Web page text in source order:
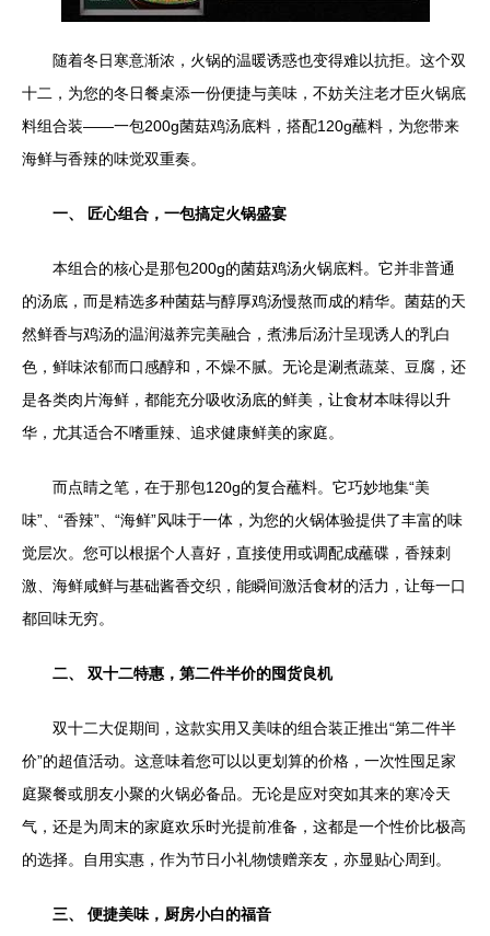
随着冬日寒意渐浓，火锅的温暖诱惑也变得难以抗拒。这个双
十二，为您的冬日餐桌添一份便捷与美味，不妨关注老才臣火锅底
料组合装——一包200g菌菇鸡汤底料，搭配120g蘸料，为您带来
海鲜与香辣的味觉双重奏。
一、 匠心组合，一包搞定火锅盛宴
本组合的核心是那包200g的菌菇鸡汤火锅底料。它并非普通
的汤底，而是精选多种菌菇与醇厚鸡汤慢熬而成的精华。菌菇的天
然鲜香与鸡汤的温润滋养完美融合，煮沸后汤汁呈现诱人的乳白
色，鲜味浓郁而口感醇和，不燥不腻。无论是涮煮蔬菜、豆腐，还
是各类肉片海鲜，都能充分吸收汤底的鲜美，让食材本味得以升
华，尤其适合不嗜重辣、追求健康鲜美的家庭。
而点睛之笔，在于那包120g的复合蘸料。它巧妙地集“美
味”、“香辣”、“海鲜”风味于一体，为您的火锅体验提供了丰富的味
觉层次。您可以根据个人喜好，直接使用或调配成蘸碟，香辣刺
激、海鲜咸鲜与基础酱香交织，能瞬间激活食材的活力，让每一口
都回味无穷。
二、 双十二特惠，第二件半价的囤货良机
双十二大促期间，这款实用又美味的组合装正推出“第二件半
价”的超值活动。这意味着您可以以更划算的价格，一次性囤足家
庭聚餐或朋友小聚的火锅必备品。无论是应对突如其来的寒冷天
气，还是为周末的家庭欢乐时光提前准备，这都是一个性价比极高
的选择。自用实惠，作为节日小礼物馈赠亲友，亦显贴心周到。
三、 便捷美味，厨房小白的福音